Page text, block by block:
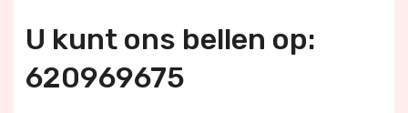
U kunt ons bellen op:
620969675